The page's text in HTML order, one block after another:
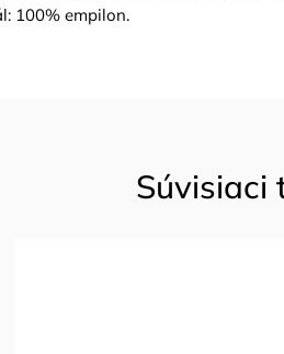
100% empilon.
Súvisiaci